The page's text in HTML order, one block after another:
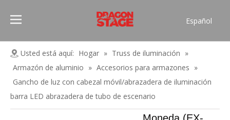
Español
Pусский
Français
العربية
English
Usted está aquí: Hogar » Truss de iluminación »
Armazón de aluminio » Accesorios para armazones »
Gancho de luz con cabezal móvil/abrazadera de iluminación
barra LED abrazadera de tubo de escenario